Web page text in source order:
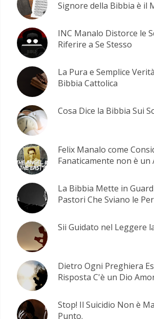
Signore della Bibbia è il
INC Manalo Distorce le
Riferire a Se Stesso
La Pura e Semplice
Bibbia Cattolica
Cosa Dice la Bibbia Sui
Felix Manalo come
Fanaticamente non è un
La Bibbia Mette in
Pastori Che Sviano le
Sii Guidato nel Leggere
Dietro Ogni Preghiera
Risposta C'è un Dio
Stop! Il Suicidio Non è
Punto.